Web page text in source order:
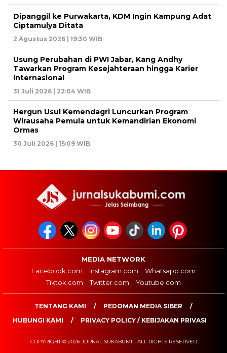
Dipanggil ke Purwakarta, KDM Ingin Kampung Adat
Ciptamulya Ditata
2 Agustus 2026 | 19:30 WIB
Usung Perubahan di PWI Jabar, Kang Andhy
Tawarkan Program Kesejahteraan hingga Karier
Internasional
31 Juli 2026 | 22:04 WIB
Hergun Usul Kemendagri Luncurkan Program
Wirausaha Pemula untuk Kemandirian Ekonomi
Ormas
30 Juli 2026 | 15:09 WIB
MEDIA NETWORK
Facebook.com
Instagram.com
Whatsapp.com
Tiktok.com
Twitter.com Youtube.com
TENTANG KAMI
PEDOMAN MEDIA SIBER
HUBUNGI KAMI
PRIVACY POLICY / KEBIJAKAN PRIVASI
COPYRIGHT © 2026 JURNAL SUKABUMI - ALL RIGHTS RESERVED